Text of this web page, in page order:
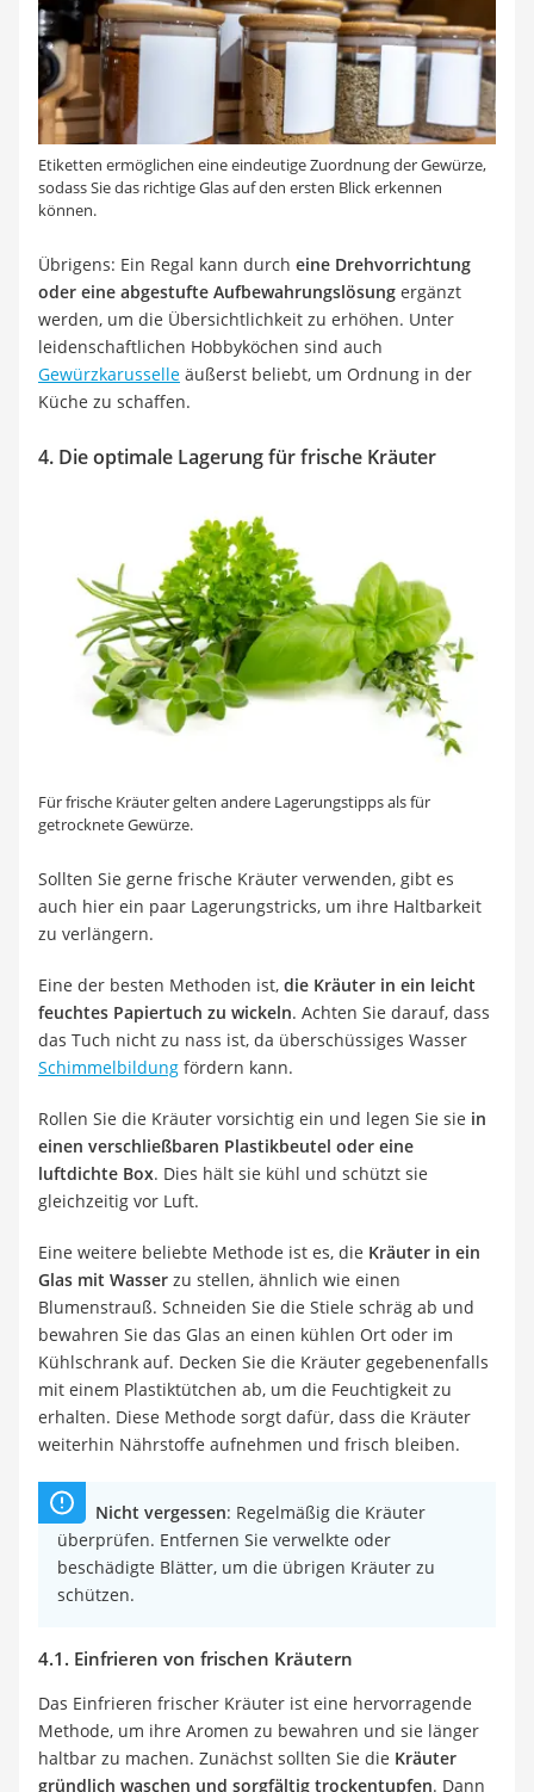
Etiketten ermöglichen eine eindeutige Zuordnung der Gewürze,
sodass Sie das richtige Glas auf den ersten Blick erkennen
können.
Übrigens: Ein Regal kann durch eine Drehvorrichtung
oder eine abgestufte Aufbewahrungslösung ergänzt
werden, um die Übersichtlichkeit zu erhöhen. Unter
leidenschaftlichen Hobbyköchen sind auch
Gewürzkarusselle äußerst beliebt, um Ordnung in der
Küche zu schaffen.
4. Die optimale Lagerung für frische Kräuter
Für frische Kräuter gelten andere Lagerungstipps als für
getrocknete Gewürze.
Sollten Sie gerne frische Kräuter verwenden, gibt es
auch hier ein paar Lagerungstricks, um ihre Haltbarkeit
zu verlängern.
Eine der besten Methoden ist, die Kräuter in ein leicht
feuchtes Papiertuch zu wickeln. Achten Sie darauf, dass
das Tuch nicht zu nass ist, da überschüssiges Wasser
Schimmelbildung fördern kann.
Rollen Sie die Kräuter vorsichtig ein und legen Sie sie in
einen verschließbaren Plastikbeutel oder eine
luftdichte Box. Dies hält sie kühl und schützt sie
gleichzeitig vor Luft.
Eine weitere beliebte Methode ist es, die Kräuter in ein
Glas mit Wasser zu stellen, ähnlich wie einen
Blumenstrauß. Schneiden Sie die Stiele schräg ab und
bewahren Sie das Glas an einen kühlen Ort oder im
Kühlschrank auf. Decken Sie die Kräuter gegebenenfalls
mit einem Plastiktütchen ab, um die Feuchtigkeit zu
erhalten. Diese Methode sorgt dafür, dass die Kräuter
weiterhin Nährstoffe aufnehmen und frisch bleiben.
Nicht vergessen: Regelmäßig die Kräuter
überprüfen. Entfernen Sie verwelkte oder
beschädigte Blätter, um die übrigen Kräuter zu
schützen.
4.1. Einfrieren von frischen Kräutern
Das Einfrieren frischer Kräuter ist eine hervorragende
Methode, um ihre Aromen zu bewahren und sie länger
haltbar zu machen. Zunächst sollten Sie die Kräuter
gründlich waschen und sorgfältig trockentupfen. Dann